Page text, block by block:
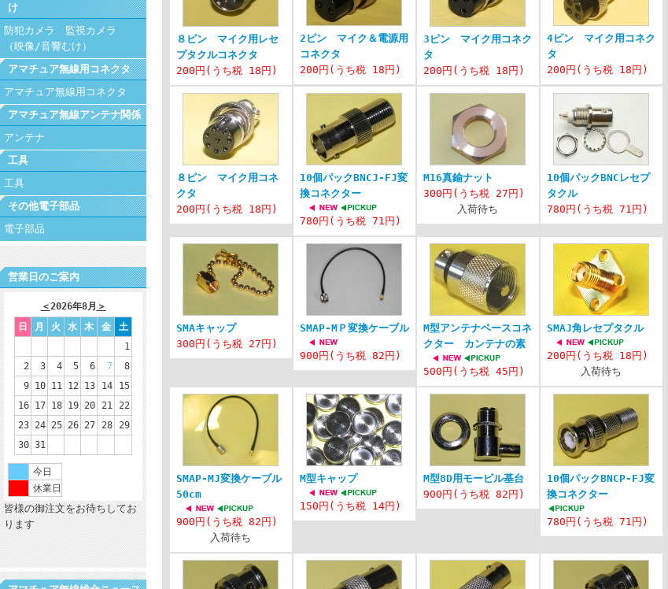
け
防犯カメラ 監視カメラ
（映像/音響むけ）
アマチュア無線用コネクタ
アマチュア無線用コネクタ
アマチュア無線アンテナ関係
アンテナ
工具
工具
その他電子部品
電子部品
営業日のご案内
＜2026年8月 ＞
日
月 火 水 木 金
土
1
2
3 4 5 6 7
8
9 10 11 12 13 14
15
16 17 18 19 20 21
22
23 24 25 26 27 28
29
30 31
今日
休業日
皆様の御注文をお待ちしてお
ります
８ピン マイク用レセ
プタクルコネクタ
200円(うち税 18円)
2ピン マイク＆電源用
コネクタ
200円(うち税 18円)
3ピン マイク用コネク
タ
200円(うち税 18円)
4ピン マイク用コネク
タ
200円(うち税 18円)
８ピン マイク用コネ
クタ
200円(うち税 18円)
10個パックBNCJ-FJ変
換コネクター
780円(うち税 71円)
M16真鍮ナット
300円(うち税 27円)
入荷待ち
10個パックBNCレセプ
タクル
780円(うち税 71円)
SMAキャップ
300円(うち税 27円)
SMAP-MＰ変換ケーブル
900円(うち税 82円)
M型アンテナベースコネ
クター カンテナの素
500円(うち税 45円)
SMAJ角レセプタクル
200円(うち税 18円)
入荷待ち
SMAP-MJ変換ケーブル
50cm
900円(うち税 82円)
入荷待ち
M型キャップ
150円(うち税 14円)
M型8D用モービル基台
900円(うち税 82円)
10個パックBNCP-FJ変
換コネクター
780円(うち税 71円)